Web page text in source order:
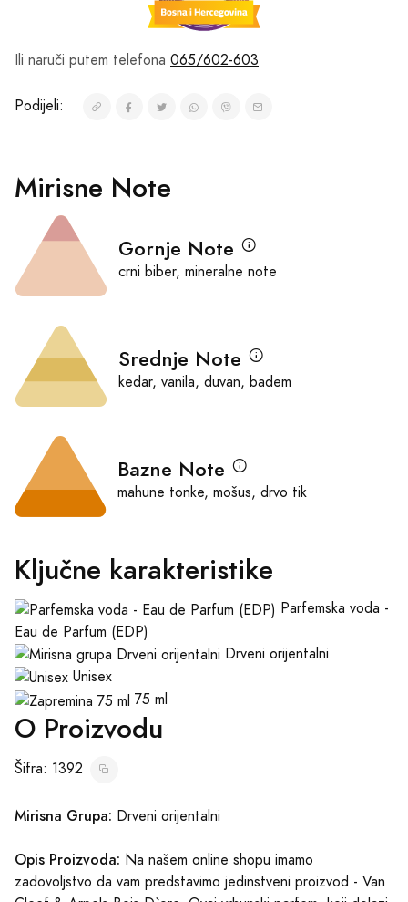
Ili naruči putem telefona 065/602-603
Podijeli:
Mirisne Note
Gornje Note
crni biber, mineralne note
Srednje Note
kedar, vanila, duvan, badem
Bazne Note
mahune tonke, mošus, drvo tik
Ključne karakteristike
Parfemska voda -
Eau de Parfum (EDP)
Drveni orijentalni
Unisex
75 ml
O Proizvodu
Šifra: 1392
Mirisna Grupa: Drveni orijentalni
Opis Proizvoda: Na našem online shopu imamo
zadovoljstvo da vam predstavimo jedinstveni proizvod - Van